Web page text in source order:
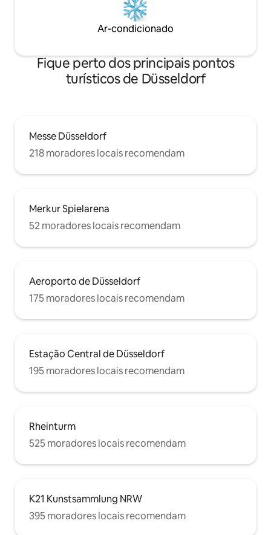
Ar-condicionado
Fique perto dos principais pontos
turísticos de Düsseldorf
Messe Düsseldorf
218 moradores locais recomendam
Merkur Spielarena
52 moradores locais recomendam
Aeroporto de Düsseldorf
175 moradores locais recomendam
Estação Central de Düsseldorf
195 moradores locais recomendam
Rheinturm
525 moradores locais recomendam
K21 Kunstsammlung NRW
395 moradores locais recomendam